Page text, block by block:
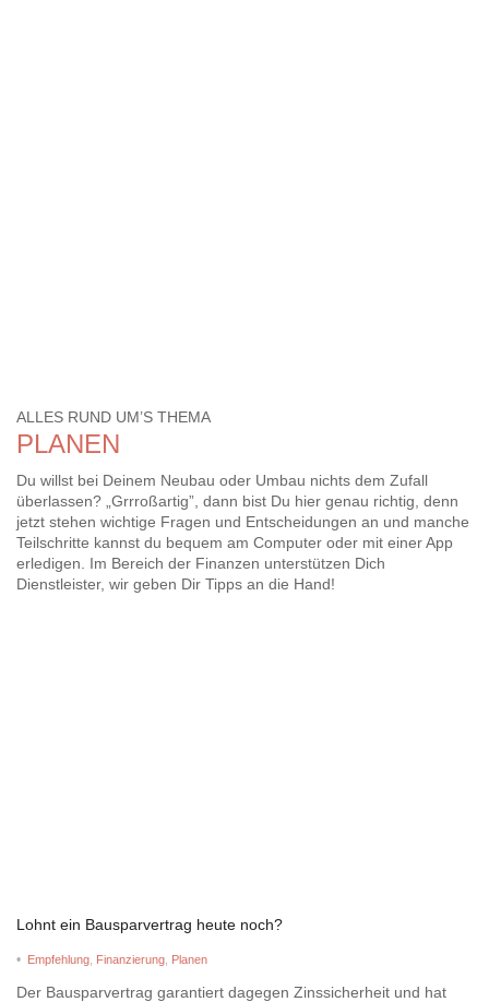
ALLES RUND UM’S THEMA
PLANEN
Du willst bei Deinem Neubau oder Umbau nichts dem Zufall
überlassen? „Grrroßartig”, dann bist Du hier genau richtig, denn
jetzt stehen wichtige Fragen und Entscheidungen an und manche
Teilschritte kannst du bequem am Computer oder mit einer App
erledigen. Im Bereich der Finanzen unterstützen Dich
Dienstleister, wir geben Dir Tipps an die Hand!
Lohnt ein Bausparvertrag heute noch?
• Empfehlung Finanzierung Planen
Der Bausparvertrag garantiert dagegen Zinssicherheit und hat